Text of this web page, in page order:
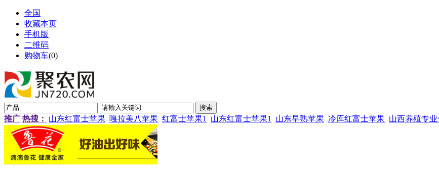
全国
收藏本页
手机版
二维码
购物车(0)
推广 热搜： 山东红富士苹果 嘎拉美八苹果 红富士苹果1 山东红富士苹果1 山东早熟苹果 冷库红富士苹果 山西养殖专